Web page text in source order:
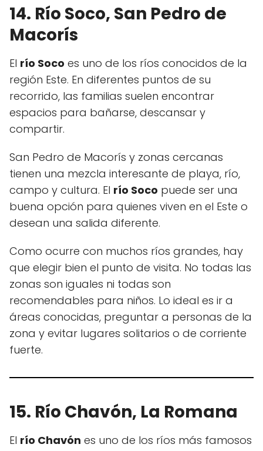
14. Río Soco, San Pedro de
Macorís
El río Soco es uno de los ríos conocidos de la
región Este. En diferentes puntos de su
recorrido, las familias suelen encontrar
espacios para bañarse, descansar y
compartir.
San Pedro de Macorís y zonas cercanas
tienen una mezcla interesante de playa, río,
campo y cultura. El río Soco puede ser una
buena opción para quienes viven en el Este o
desean una salida diferente.
Como ocurre con muchos ríos grandes, hay
que elegir bien el punto de visita. No todas las
zonas son iguales ni todas son
recomendables para niños. Lo ideal es ir a
áreas conocidas, preguntar a personas de la
zona y evitar lugares solitarios o de corriente
fuerte.
15. Río Chavón, La Romana
El río Chavón es uno de los ríos más famosos